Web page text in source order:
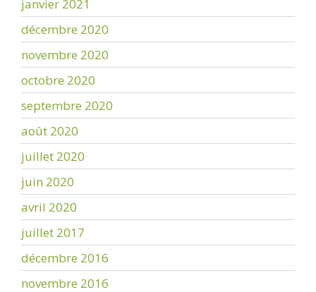
janvier 2021
décembre 2020
novembre 2020
octobre 2020
septembre 2020
août 2020
juillet 2020
juin 2020
avril 2020
juillet 2017
décembre 2016
novembre 2016